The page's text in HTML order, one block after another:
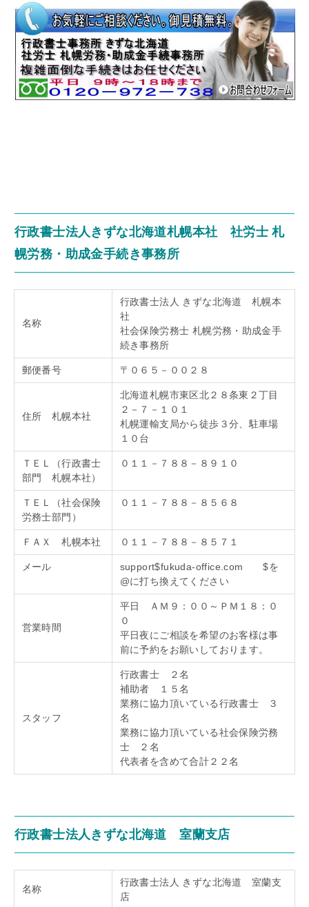
行政書士法人きずな北海道札幌本社 社労士 札
幌労務・助成金手続き事務所
名称
行政書士法人 きずな北海道 札幌本
社
社会保険労務士 札幌労務・助成金手
続き事務所
郵便番号 〒０６５－００２８
住所 札幌本社
北海道札幌市東区北２８条東２丁目
２－７－１０１
札幌運輸支局から徒歩３分、駐車場
１０台
ＴＥＬ（行政書士
部門 札幌本社）
０１１－７８８－８９１０
ＴＥＬ（社会保険
労務士部門）
０１１－７８８－８５６８
ＦＡＸ 札幌本社 ０１１－７８８－８５７１
メール
support$fukuda-office.com $を
@に打ち換えてください
営業時間
平日 ＡＭ９：００～ＰＭ１８：０
０
平日夜にご相談を希望のお客様は事
前に予約をお願いしております。
スタッフ
行政書士 ２名
補助者 １５名
業務に協力頂いている行政書士 ３
名
業務に協力頂いている社会保険労務
士 ２名
代表者を含めて合計２２名
行政書士法人きずな北海道 室蘭支店
名称
行政書士法人 きずな北海道 室蘭支
店